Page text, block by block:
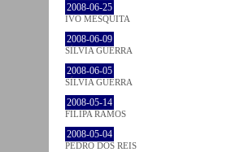
2008-06-25
IVO MESQUITA
2008-06-09
SÍLVIA GUERRA
2008-06-05
SÍLVIA GUERRA
2008-05-14
FILIPA RAMOS
2008-05-04
PEDRO DOS REIS